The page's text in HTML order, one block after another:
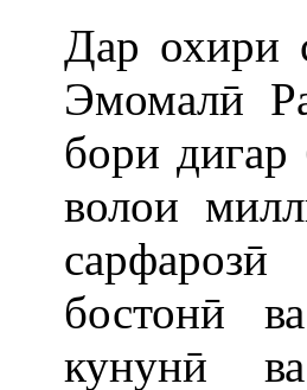
Дар охири
Эмомалӣ
бори дигар
волои
бостонӣ
кунунӣ